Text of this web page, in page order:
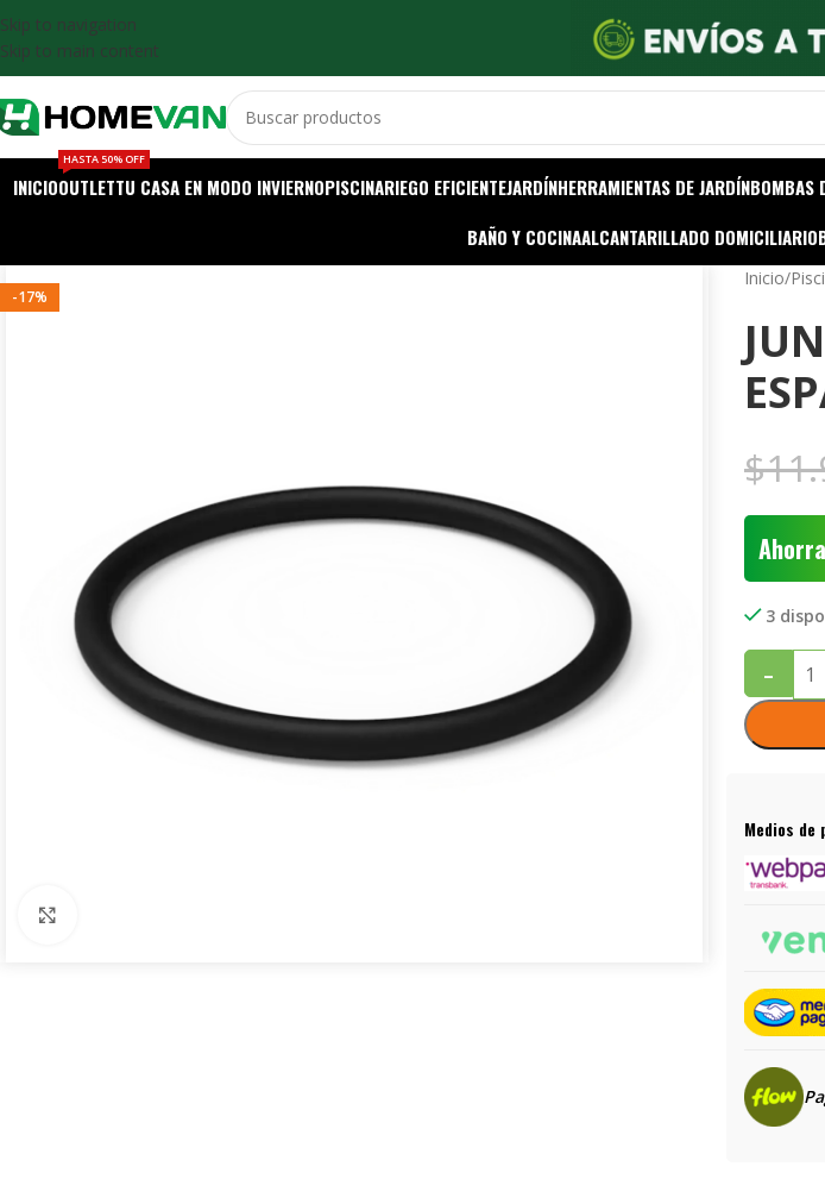
Skip to navigation
Skip to main content
INICIOOUTLET
HASTA 50% OFF
TU CASA EN MODO INVIERNOPISCINARIEGO EFICIENTEJARDÍNHERRAMIENTAS DE JARDÍNBOMBAS
BAÑO Y COCINAALCANTARILLADO DOMICILIARIO
-17%
Inicio/
$
3
-
Medios de